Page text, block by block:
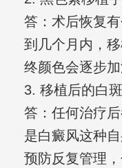
答：术后恢复
到几个月内，
终颜色会逐步加
3. 移植后的白
答：任何治疗
是白癜风这种
预防反复管理